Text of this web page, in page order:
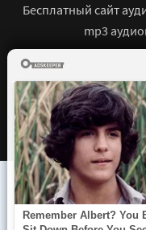
Бесплатный сайт
mp3
© 2021 - 2026